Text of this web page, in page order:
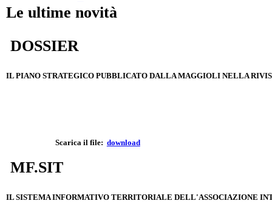
Le ultime novità
DOSSIER
IL PIANO STRATEGICO PUBBLICATO DALLA MAGGIOLI NELLA
Scarica il file: download
MF.SIT
IL SISTEMA INFORMATIVO TERRITORIALE DELL'ASSOCIAZIONE